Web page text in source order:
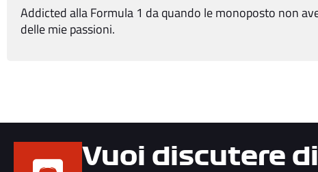
Addicted alla Formula 1 da quando le monoposto non
delle mie passioni.
Vuoi discutere